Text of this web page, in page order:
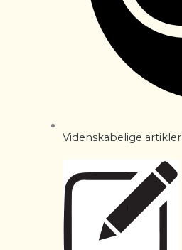
Videnskabelige artikler